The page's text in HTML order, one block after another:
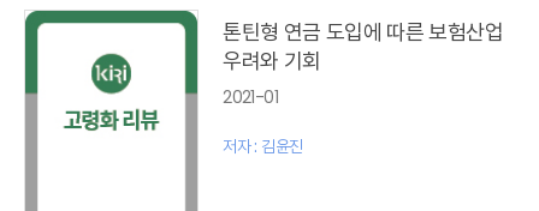
이슈 분석(종간)
해외 학술연구 분석(종간)
국내외동향(종간)
특별기고(종간)
고령화리뷰 모음집(종간)
톤틴형 연금 도입에 따른 보험산업
우려와 기회
2021-01
저자 : 김윤진